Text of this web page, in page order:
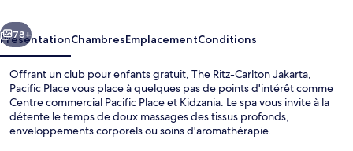
Pacific
Place
Suivant
78+
PrésentationChambresEmplacementConditions
Offrant un club pour enfants gratuit, The Ritz-Carlton Jakarta,
Pacific Place vous place à quelques pas de points d'intérêt comme
Centre commercial Pacific Place et Kidzania. Le spa vous invite à la
détente le temps de doux massages des tissus profonds,
enveloppements corporels ou soins d'aromathérapie.